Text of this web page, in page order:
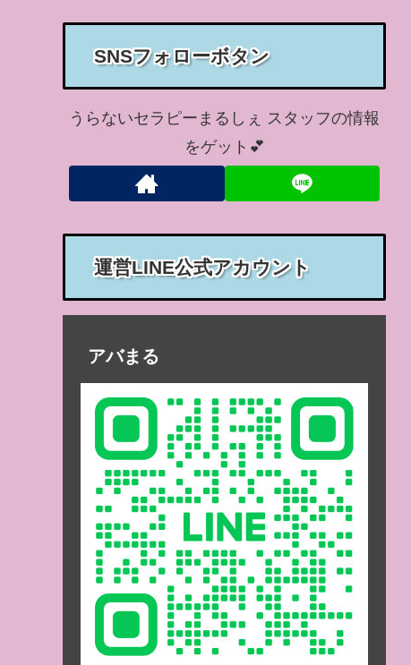
SNSフォローボタン
うらないセラピーまるしぇ スタッフの情報
をゲット💕
運営LINE公式アカウント
アバまる